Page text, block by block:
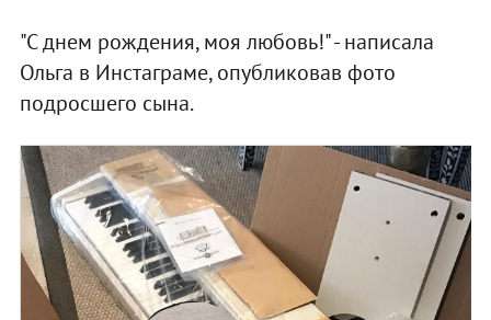
"С днем рождения, моя любовь!" - написала
Ольга в Инстаграме, опубликовав фото
подросшего сына.